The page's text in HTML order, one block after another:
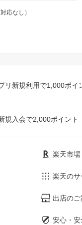
応なし）
リ新規利用で1,000ポイ
規入会で2,000ポイント
楽天市
楽天の
出店のご
安心・